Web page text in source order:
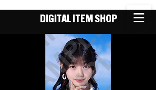
DIGITAL ITEM SHOP